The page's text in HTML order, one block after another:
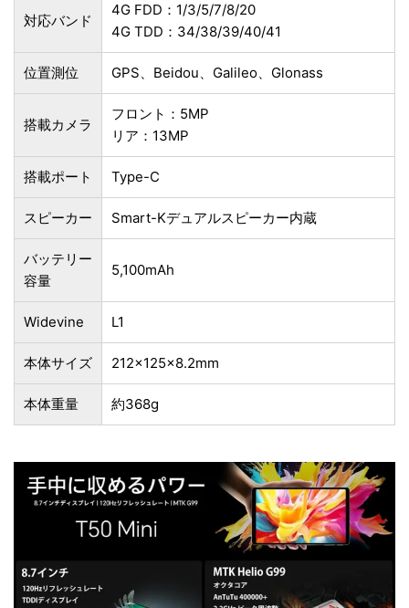
対応バンド
4G FDD：1/3/5/7/8/20
4G TDD：34/38/39/40/41
位置測位 GPS、Beidou、Galileo、Glonass
搭載カメラ
フロント：5MP
リア：13MP
搭載ポート Type-C
スピーカー Smart-Kデュアルスピーカー内蔵
バッテリー
容量
5,100mAh
Widevine L1
本体サイズ 212×125×8.2mm
本体重量 約368g